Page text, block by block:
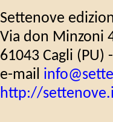
Settenove
Via don Minzoni
61043 Cagli (PU)
e-mail
http://